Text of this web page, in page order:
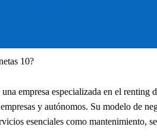
10?
empresa especializada en el renting
y autónomos. Su modelo de
esenciales como mantenimiento,